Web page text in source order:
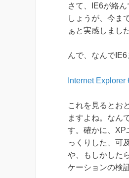
さて、IE6が絡
しょうが、今ま
ぁと実感しまし
んで、なんで
Internet
これを見るとお
ますよね。なん
す。確かに、XP
っくりした、可
や、もしかした
ケーションの検